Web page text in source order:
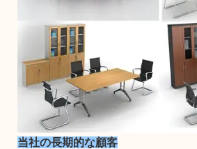
当社の長期的な顧客